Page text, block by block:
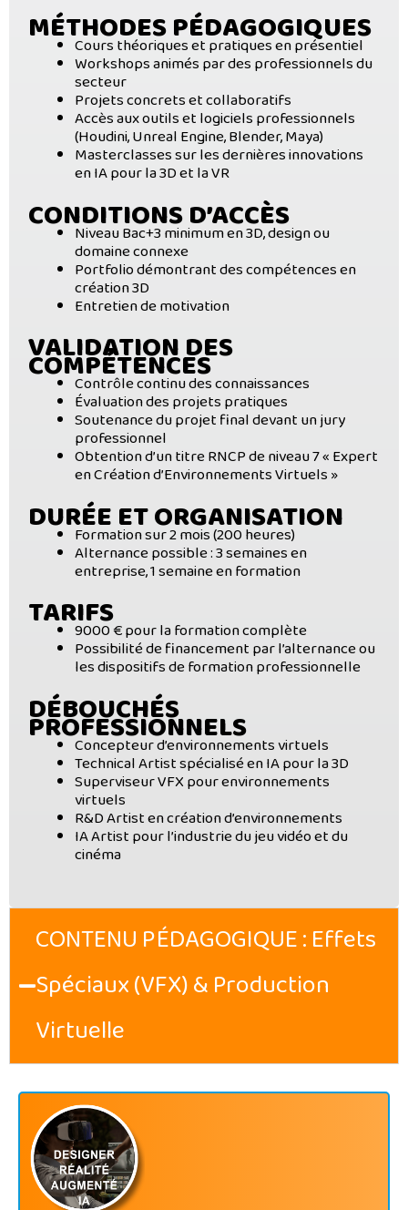
MÉTHODES PÉDAGOGIQUES
Cours théoriques et pratiques en présentiel
Workshops animés par des professionnels du
secteur
Projets concrets et collaboratifs
Accès aux outils et logiciels professionnels
(Houdini, Unreal Engine, Blender, Maya)
Masterclasses sur les dernières innovations
en IA pour la 3D et la VR
CONDITIONS D’ACCÈS
Niveau Bac+3 minimum en 3D, design ou
domaine connexe
Portfolio démontrant des compétences en
création 3D
Entretien de motivation
VALIDATION DES
COMPÉTENCES
Contrôle continu des connaissances
Évaluation des projets pratiques
Soutenance du projet final devant un jury
professionnel
Obtention d’un titre RNCP de niveau 7 « Expert
en Création d’Environnements Virtuels »
DURÉE ET ORGANISATION
Formation sur 2 mois (200 heures)
Alternance possible : 3 semaines en
entreprise, 1 semaine en formation
TARIFS9000 € pour la formation complète
Possibilité de financement par l’alternance ou
les dispositifs de formation professionnelle
DÉBOUCHÉS
PROFESSIONNELS
Concepteur d’environnements virtuels
Technical Artist spécialisé en IA pour la 3D
Superviseur VFX pour environnements
virtuels
R&D Artist en création d’environnements
IA Artist pour l’industrie du jeu vidéo et du
cinéma
CONTENU PÉDAGOGIQUE : Effets
Spéciaux (VFX) & Production
Virtuelle